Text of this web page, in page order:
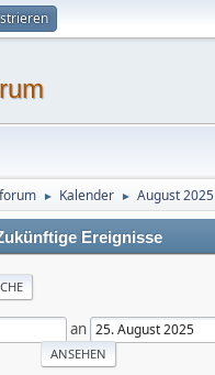
► Kalender ► August 2025
Ereignisse
an